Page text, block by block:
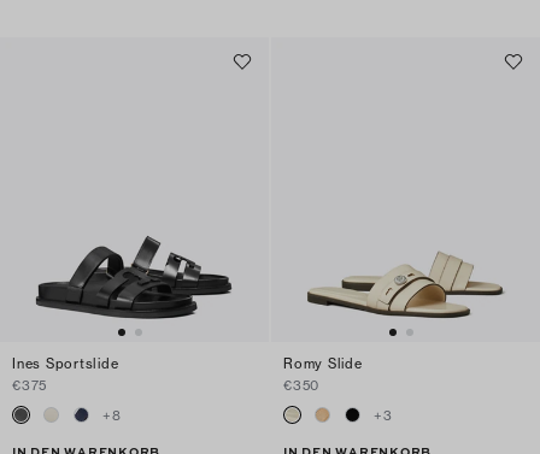
Ines Sportslide
€375
+8
Romy Slide
€350
+3